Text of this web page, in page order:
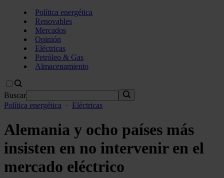
Política energética
Renovables
Mercados
Opinión
Eléctricas
Petróleo & Gas
Almacenamiento
Buscar
Política energética
· Eléctricas
Alemania y ocho países más
insisten en no intervenir en el
mercado eléctrico